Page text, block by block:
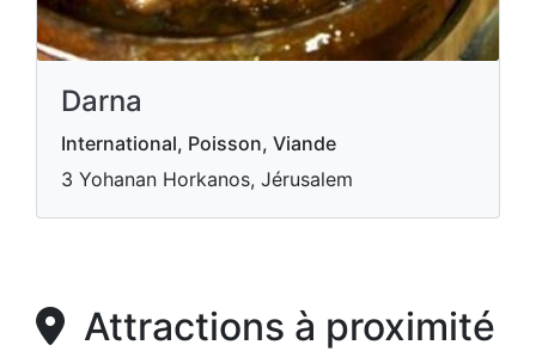
Darna
International, Poisson, Viande
3 Yohanan Horkanos, Jérusalem
Attractions à proximité